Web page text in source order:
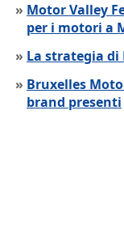
» Motor Valley
per i motori a
» La strategia di
» Bruxelles
brand presenti